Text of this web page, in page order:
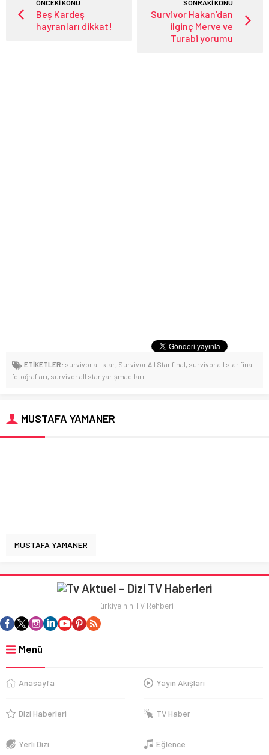
ÖNCEKİ KONU
Beş Kardeş
hayranları dikkat!
SONRAKİ KONU
Survivor Hakan’dan
ilginç Merve ve
Turabi yorumu
ETİKETLER: survivor all star, Survivor All Star final, survivor all star final
fotoğrafları, survivor all star yarışmacıları
MUSTAFA YAMANER
MUSTAFA YAMANER
Türkiye'nin TV Rehberi
Menü
Anasayfa Yayın Akışları
Dizi Haberleri TV Haber
Yerli Dizi Eğlence